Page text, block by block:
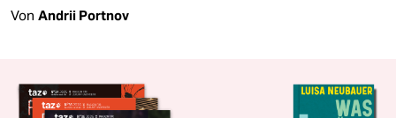
Von Andrii Portnov